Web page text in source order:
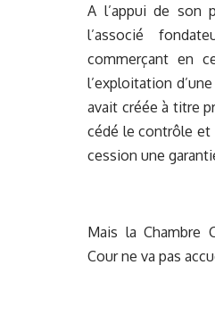
A l’appui de son
l’associé
commerçant en
l’exploitation
avait créée à titre
cédé le contrôle et
cession une
Mais la Chambre
Cour ne va pas